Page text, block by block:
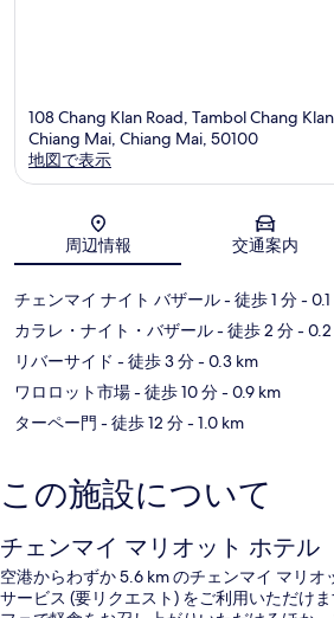
108 Chang Klan Road, Tambol Chang
Chiang Mai, Chiang Mai, 50100
地図で表示
周辺情報 交通案内
チェンマイ ナイト バザール- 徒歩 1 分-
カラレ・ナイト・バザール- 徒歩 2 分-
リバーサイド - 徒歩 3 分- 0.3 km
ワロロット市場- 徒歩 10 分- 0.9 km
ターペー門 - 徒歩 12 分- 1.0 km
この施設について
チェンマイ マリオット ホテル
空港からわずか 5.6 km のチェンマイ マリ
サービス (要リクエスト) をご利用いただけ